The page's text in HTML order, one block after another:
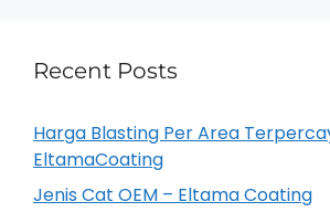
Recent Posts
Harga Blasting Per Area
EltamaCoating
Jenis Cat OEM – Eltama Coating